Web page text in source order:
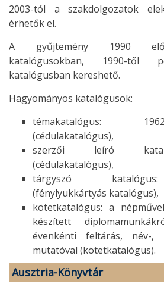
2003-tól a szakdolgozatok
érhetők el.
A gyűjtemény 1990
katalógusokban, 1990-
katalógusban kereshető.
Hagyományos katalógusok:
témakatalógus:
(cédulakatalógus),
szerzői leíró
(cédulakatalógus),
tárgyszó
(fénylyukkártyás katalógus),
kötetkatalógus: a
készített
évenkénti feltárás, név-
mutatóval (kötetkatalógus).
Ausztria-Könyvtár